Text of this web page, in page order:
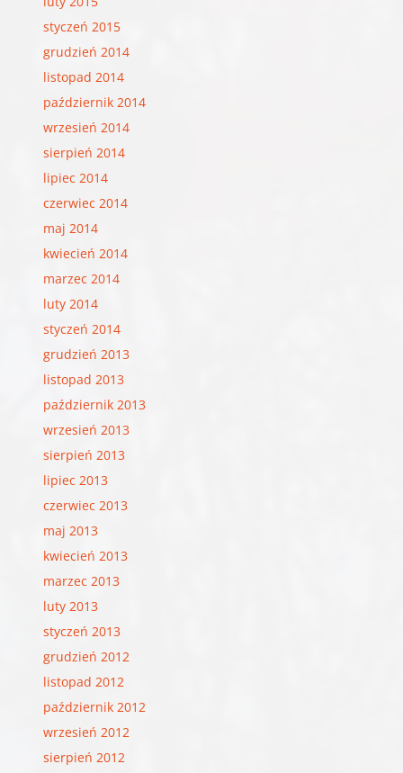
styczeń 2015
grudzień 2014
listopad 2014
październik 2014
wrzesień 2014
sierpień 2014
lipiec 2014
czerwiec 2014
maj 2014
kwiecień 2014
marzec 2014
luty 2014
styczeń 2014
grudzień 2013
listopad 2013
październik 2013
wrzesień 2013
sierpień 2013
lipiec 2013
czerwiec 2013
maj 2013
kwiecień 2013
marzec 2013
luty 2013
styczeń 2013
grudzień 2012
listopad 2012
październik 2012
wrzesień 2012
sierpień 2012